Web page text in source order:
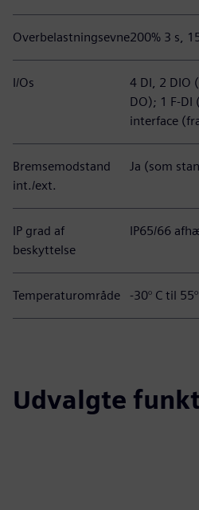
Overbelastningsevne200% 3 s,
I/Os
4 DI, 2 DIO
DO); 1 F-DI
interface
Bremsemodstand
int./ext.
Ja (som
IP grad af
beskyttelse
IP65/66
Temperaturområde -30° C til
Udvalgte